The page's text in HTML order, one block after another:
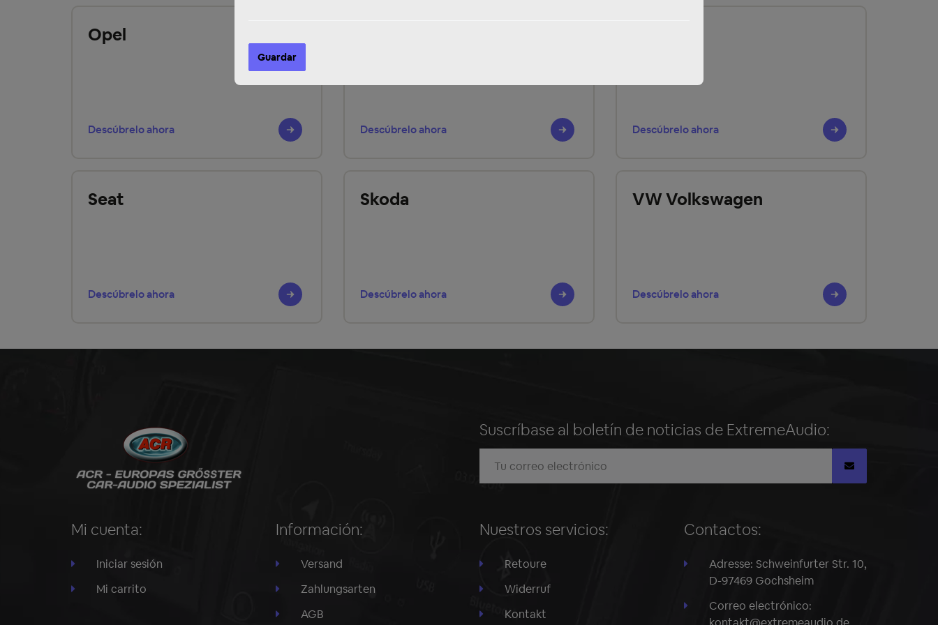
Opel
Descúbrelo ahora Descúbrelo ahora Descúbrelo ahora
Seat
Descúbrelo ahora
Skoda
Descúbrelo ahora
VW Volkswagen
Descúbrelo ahora
Suscríbase al boletín de noticias de ExtremeAudio:
Mi cuenta:
Iniciar sesión
Mi carrito
Información:
Versand
Zahlungsarten
AGB
Nuestros servicios:
Retoure
Widerruf
Kontakt
Contactos:
Adresse: Schweinfurter Str. 10,
D-97469 Gochsheim
Correo electrónico:
Guardar